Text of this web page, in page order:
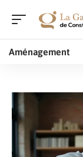
Aménagement